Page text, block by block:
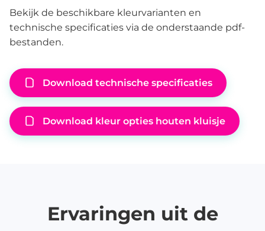
Bekijk de beschikbare kleurvarianten en
technische specificaties via de onderstaande pdf-
bestanden.
Download technische specificaties
Download kleur opties houten kluisje
Ervaringen uit de